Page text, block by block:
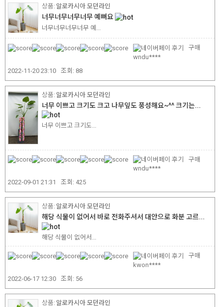
알로카시아 모던라인
너무너무너무너무 예뻐요
너무너무너무너무 예...
wndu****
구매
2022-11-20 23:10 조회: 88
알로카시아 모던라인
너무 이쁘고 크기도 크고 나무잎도 풍성해요~^^ 크기는...
너무 이쁘고 크기도...
wndu****
구매
2022-09-01 21:31 조회: 425
알로카시아 모던라인
해당 식물이 없어서 바로 전화주셔서 대안으로 화분 고르...
해당 식물이 없어서...
kwon****
구매
2022-06-17 12:30 조회: 56
알로카시아 모던라인